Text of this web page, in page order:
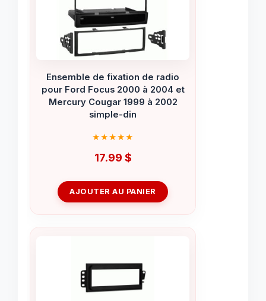
Ensemble de fixation de radio
pour Ford Focus 2000 à 2004 et
Mercury Cougar 1999 à 2002
simple-din
17.99 $
AJOUTER AU PANIER